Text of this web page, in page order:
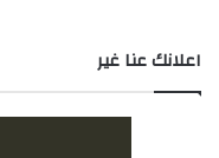
اعلانك عنا غير